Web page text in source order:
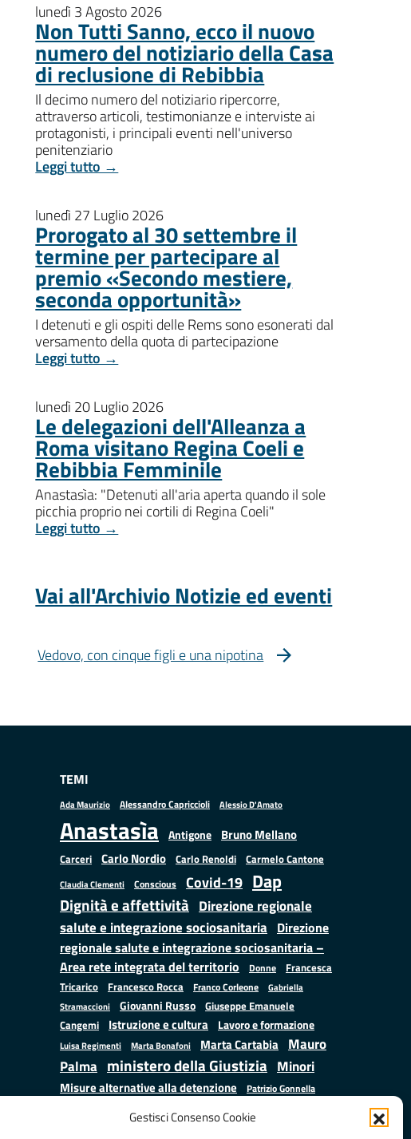
Gestisci Consenso Cookie
lunedì 3 Agosto 2026
Non Tutti Sanno, ecco il nuovo
numero del notiziario della Casa
di reclusione di Rebibbia
Il decimo numero del notiziario ripercorre,
attraverso articoli, testimonianze e interviste ai
protagonisti, i principali eventi nell'universo
penitenziario
Leggi tutto →
lunedì 27 Luglio 2026
Prorogato al 30 settembre il
termine per partecipare al
premio «Secondo mestiere,
seconda opportunità»
I detenuti e gli ospiti delle Rems sono esonerati dal
versamento della quota di partecipazione
Leggi tutto →
lunedì 20 Luglio 2026
Le delegazioni dell'Alleanza a
Roma visitano Regina Coeli e
Rebibbia Femminile
Anastasìa: "Detenuti all'aria aperta quando il sole
picchia proprio nei cortili di Regina Coeli"
Leggi tutto →
Vai all'Archivio Notizie ed eventi
Vedovo, con cinque figli e una nipotina
TEMI
Ada Maurizio Alessandro Capriccioli Alessio D'Amato
Anastasìa Antigone Bruno Mellano
Carceri Carlo Nordio Carlo Renoldi Carmelo Cantone
Claudia Clementi Conscious Covid-19 Dap
Dignità e affettività Direzione regionale
salute e integrazione sociosanitaria Direzione
regionale salute e integrazione sociosanitaria –
Area rete integrata del territorio
Donne
Francesca
Tricarico
Francesco Rocca Franco Corleone
Gabriella
Stramaccioni
Giovanni Russo Giuseppe Emanuele
Cangemi
Istruzione e cultura Lavoro e formazione
Luisa Regimenti Marta Bonafoni Marta Cartabia Mauro
Palma ministero della Giustizia Minori
Misure alternative alla detenzione Patrizio Gonnella
Samuele Ciambriello